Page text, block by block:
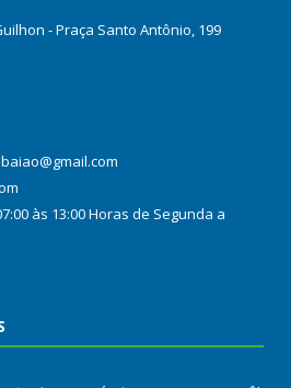
- Praça Santo Antônio, 199
às 13:00 Horas de Segunda a